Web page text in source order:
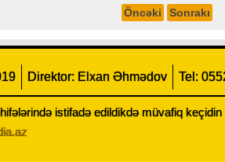
Öncəki
Sonrakı
Direktor: Elxan Əhmədov Tel:
istifadə edildikdə müvafiq keçidin